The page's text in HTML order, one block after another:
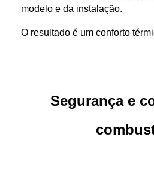
modelo e da instalação.
O resultado é um conforto
Segurança e